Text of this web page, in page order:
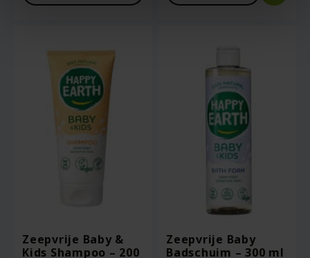
Zeepvrije Baby &
Kids Shampoo – 200
Zeepvrije Baby
Badschuim – 300 ml